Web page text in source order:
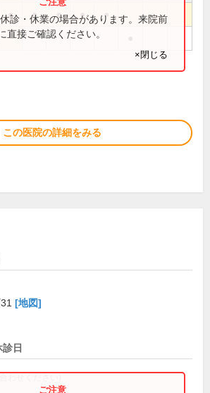
● ● ● ● ●
診・休業の場合があります。来院前
直接ご確認ください。
×閉じる
この医院の詳細をみる
[地図]
日
わせください)